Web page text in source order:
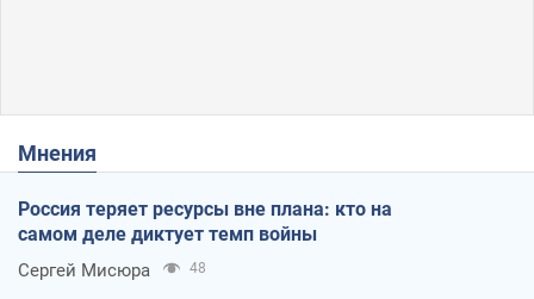
Мнения
Россия теряет ресурсы вне плана: кто на
самом деле диктует темп войны
Сергей Мисюра 48